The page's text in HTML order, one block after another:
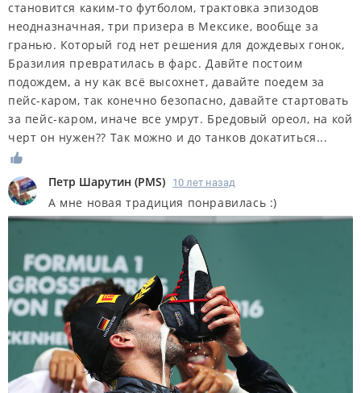
становится каким-то футболом, трактовка эпизодов
неодназначная, три призера в Мексике, вообще за
гранью. Который год нет решения для дождевых гонок,
Бразилия превратилась в фарс. Давйте постоим
подождем, а ну как всё высохнет, давайте поедем за
пейс-каром, так конечно безопасно, давайте стартовать
за пейс-каром, иначе все умрут. Бредовый ореол, на кой
черт он нужен?? Так можно и до танков докатиться...
Петр Шарутин (PMS) 10 лет назад
А мне новая традиция понравилась :)